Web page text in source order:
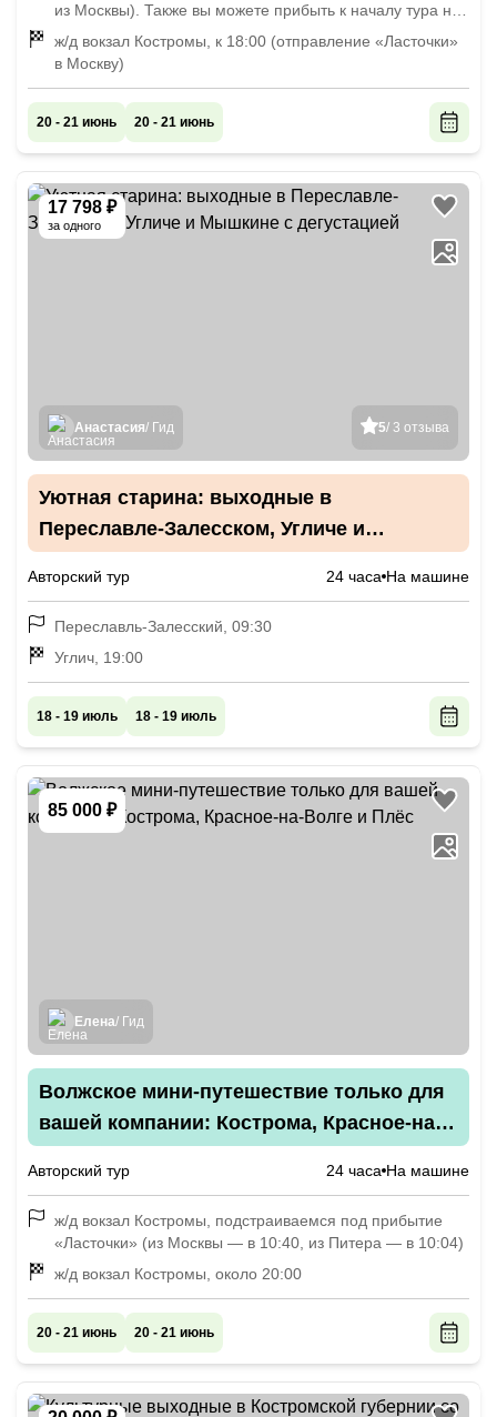
из Москвы). Также вы можете прибыть к началу тура на
личном автомобиле
ж/д вокзал Костромы, к 18:00 (отправление «Ласточки»
в Москву)
20 - 21 июнь 20 - 21 июнь
17 798 ₽
за одного
5/ 3 отзыва
Анастасия/ Гид
Уютная старина: выходные в
Переславле-Залесском, Угличе и
Авторский тур 24 часа На машине
Переславль-Залесский, 09:30
Углич, 19:00
18 - 19 июль 18 - 19 июль
85 000 ₽
Елена/ Гид
Волжское мини-путешествие только для
вашей компании: Кострома, Красное-на-
Авторский тур 24 часа На машине
ж/д вокзал Костромы, подстраиваемся под прибытие
«Ласточки» (из Москвы — в 10:40, из Питера — в 10:04)
ж/д вокзал Костромы, около 20:00
20 - 21 июнь 20 - 21 июнь